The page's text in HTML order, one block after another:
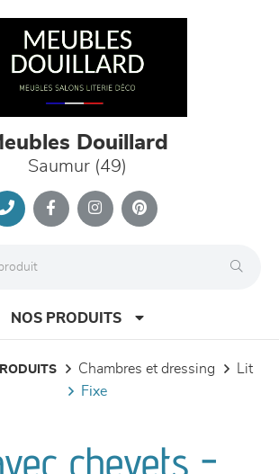
Douillard
Saumur (49)
NOS PRODUITS
chambres et dressing
lit
fixe
chevets -